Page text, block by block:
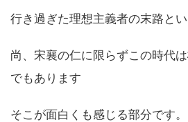
行き過ぎた理想主義者の末路とい
尚、宋襄の仁に限らずこの時代は
でもあります
そこが面白くも感じる部分です。